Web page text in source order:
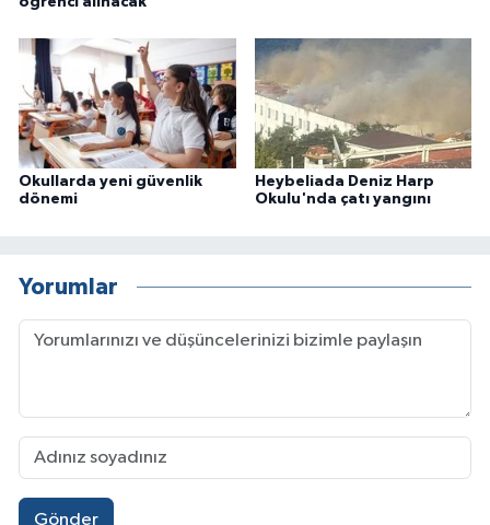
Okullarda yeni güvenlik
dönemi
Heybeliada Deniz Harp
Okulu'nda çatı yangını
Yorumlar
Gönder